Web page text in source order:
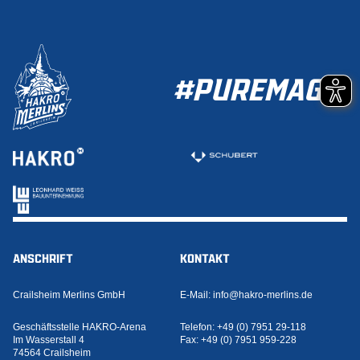
#PUREMAGIC
ANSCHRIFT
Crailsheim Merlins GmbH
Geschäftsstelle HAKRO-Arena
Im Wasserstall 4
74564 Crailsheim
KONTAKT
E-Mail: info@hakro-merlins.de
Telefon: +49 (0) 7951 29-118
Fax: +49 (0) 7951 959-228